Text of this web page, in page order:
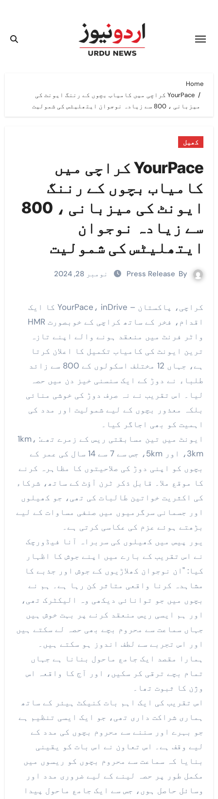
content
Home
YourPace کراچی میں کامیاب بچوں کے رننگ ایونٹ کی
میزبانی ، 800 سے زیادہ نوجوان ایتھلیٹس کی شمولیت
کھیل
YourPace کراچی میں
کامیاب بچوں کے رننگ
ایونٹ کی میزبانی ، 800
سے زیادہ نوجوان
ایتھلیٹس کی شمولیت
Press Release نومبر 28, 2024
کراچی، پاکستان – YourPace، inDrive کا ایک
اقدام، فخر کے ساتھ کراچی کے خوبصورت HMR
واٹر فرنٹ میں منعقد ہونے والے اپنے تازہ
ترین ایونٹ کی کامیاب تکمیل کا اعلان کرتا
ہے، جہاں 12 مختلف اسکولوں کے 800 سے زائد
طلباء نے دوڑ کے ایک سنسنی خیز دن میں حصہ
لیا۔ اس تقریب نے نہ صرف دوڑ کی خوشی منائی
بلکہ معذور بچوں کے لیے شمولیت اور مدد کی
اہمیت کو بھی اجاگر کیا۔
ایونٹ میں تین مسابقتی ریس کے زمرے تھے: 1km،
3km، اور 5km، جس سے 7 سے 14 سال کی عمر کے
بچوں کو اپنی دوڑ کی صلاحیتوں کا مظاہرہ کرنے
کا موقع ملا۔ قابل ذکر ٹرن آؤٹ کے ساتھ، شرکاء
کی اکثریت خواتین طالبات کی تھی، جو کھیلوں
اور جسمانی سرگرمیوں میں صنفی مساوات کے لیے
بڑھتے ہوئے عزم کی عکاسی کرتی ہے۔
یور پیس میں کھیلوں کی سربراہ آنا فیڈورچک
نے اس تقریب کے بارے میں اپنے جوش کا اظہار
کیا: "ان نوجوان کھلاڑیوں کے جوش اور جذبے کا
مشاہدہ کرنا واقعی متاثر کن رہا ہے۔ ہم نے
بچوں میں جو توانائی دیکھی وہ الیکٹرک تھی،
اور ہم ایسی ریس منعقد کرنے پر بہت خوش ہیں
جہاں سماعت سے محروم بچے بھی حصہ لے سکتے ہیں
اور اس تجربے سے لطف اندوز ہو سکتے ہیں۔
ہمارا مقصد ایک جامع ماحول بنانا ہے جہاں
تمام بچے ترقی کر سکیں، اور آج کا واقعہ اس
وژن کا ثبوت تھا۔
اس تقریب کی ایک اہم بات کنیکٹ ہیئر کے ساتھ
ہماری شراکت داری تھی، جو ایک ایسی تنظیم ہے
جو بہرے اور سننے سے محروم بچوں کی مدد کے
لیے وقف ہے۔ اس تعاون نے اس بات کو یقینی
بنایا کہ سماعت سے محروم بچوں کو ریسوں میں
مکمل طور پر حصہ لینے کے لیے ضروری مدد اور
وسائل حاصل ہوں، جس سے ایک جامع ماحول پیدا